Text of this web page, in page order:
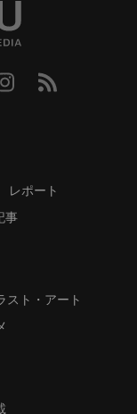
レポート
事
スト・アート